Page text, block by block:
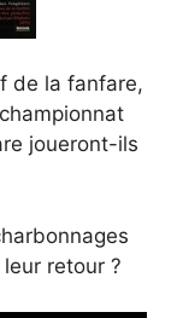
de la fanfare,
joueront-ils
retour ?